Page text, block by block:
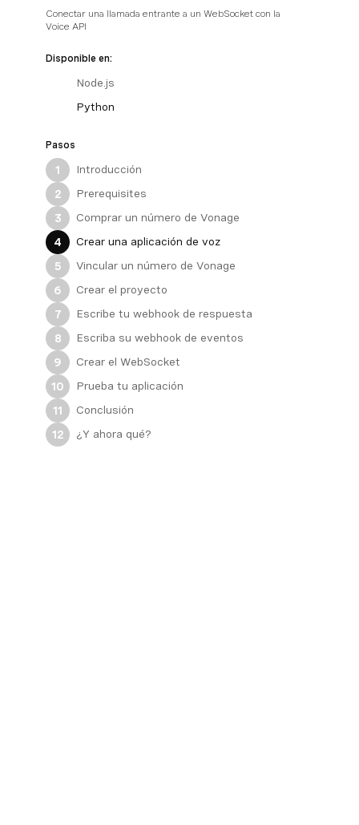
Conectar una llamada entrante a un WebSocket con la
Voice API
Disponible en:
Node.js
Python
Pasos
1
Introducción
2
Prerequisites
3
Comprar un número de Vonage
4
Crear una aplicación de voz
5
Vincular un número de Vonage
6
Crear el proyecto
7
Escribe tu webhook de respuesta
8
Escriba su webhook de eventos
9
Crear el WebSocket
10
Prueba tu aplicación
11
Conclusión
12
¿Y ahora qué?